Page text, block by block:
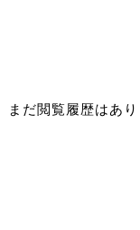
まだ閲覧履歴はあ